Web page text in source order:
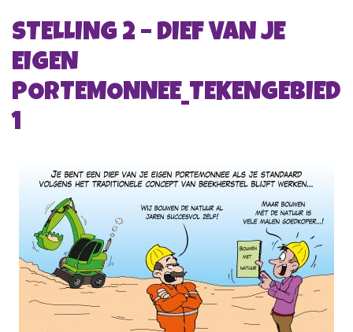
STELLING 2 – DIEF VAN JE
EIGEN
PORTEMONNEE_TEKENGEBIED
1